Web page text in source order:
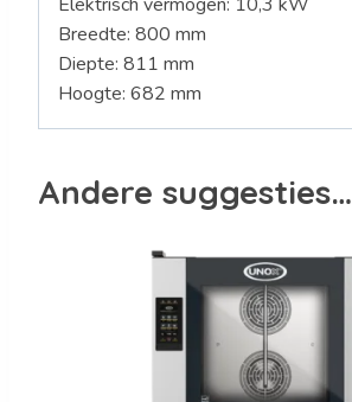
Breedte: 800 mm
Diepte: 811 mm
Hoogte: 682 mm
Andere suggesties…